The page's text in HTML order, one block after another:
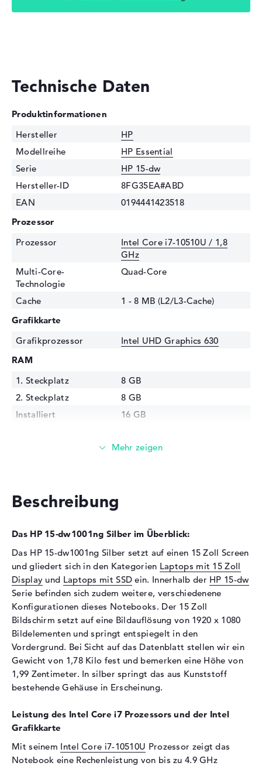
Technische Daten
Produktinformationen
Hersteller
HP
Modellreihe
HP Essential
Serie
HP 15-dw
Hersteller-ID
8FG35EA#ABD
EAN
0194441423518
Prozessor
Prozessor
Intel Core i7-10510U / 1,8
GHz
Multi-Core-
Technologie
Quad-Core
Cache
1 - 8 MB (L2/L3-Cache)
Grafikkarte
Grafikprozessor
Intel UHD Graphics 630
RAM
1. Steckplatz
8 GB
2. Steckplatz
8 GB
Installiert
16 GB
2666 MHz
Schnittstelle
Laufwerks-Typ
ohne Laufwerk
Display-Typ
15,6" TFT
Max. Auflösung
1920 x 1080
Auflösungstyp
Full-HD
Besonderheiten
Display, entspiegelt, LED-
Hintergrundbeleuchtung,
randlos
Kartenleser
SD-Kartenleser für Medien
Audio
Soundkarte
onboard
Beschreibung
Das HP 15-dw1001ng Silber im Überblick:
Das HP 15-dw1001ng Silber setzt auf einen 15 Zoll Screen
und gliedert sich in den Kategorien Laptops mit 15 Zoll
Display und Laptops mit SSD ein. Innerhalb der HP 15-dw
Serie befinden sich zudem weitere, verschiedenene
Konfigurationen dieses Notebooks. Der 15 Zoll
Bildschirm setzt auf eine Bildauflösung von 1920 x 1080
Bildelementen und springt entspiegelt in den
Vordergrund. Bei Sicht auf das Datenblatt stellen wir ein
Gewicht von 1,78 Kilo fest und bemerken eine Höhe von
1,99 Zentimeter. In silber springt das aus Kunststoff
bestehende Gehäuse in Erscheinung.
Leistung des Intel Core i7 Prozessors und der Intel
Grafikkarte
Mit seinem Intel Core i7-10510U Prozessor zeigt das
Notebook eine Rechenleistung von bis zu 4.9 GHz